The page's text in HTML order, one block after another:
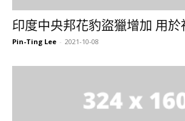
印度中央邦花豹盜獵增加 用於
Pin-Ting Lee - 2021-10-08